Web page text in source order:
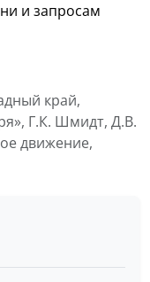
и запросам
край,
Г.К. Шмидт, Д.В.
движение,